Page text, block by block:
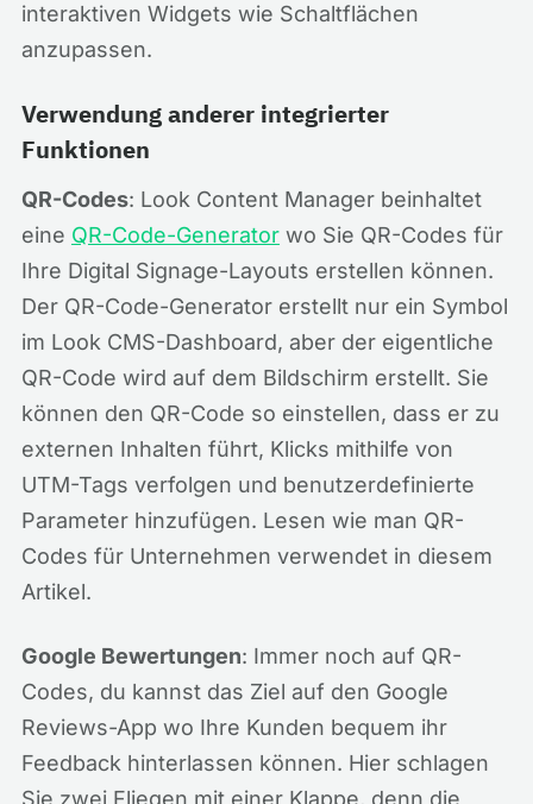
interaktiven Widgets wie Schaltflächen
anzupassen.
Verwendung anderer integrierter
Funktionen
QR-Codes: Look Content Manager beinhaltet
eine QR-Code-Generator wo Sie QR-Codes für
Ihre Digital Signage-Layouts erstellen können.
Der QR-Code-Generator erstellt nur ein Symbol
im Look CMS-Dashboard, aber der eigentliche
QR-Code wird auf dem Bildschirm erstellt. Sie
können den QR-Code so einstellen, dass er zu
externen Inhalten führt, Klicks mithilfe von
UTM-Tags verfolgen und benutzerdefinierte
Parameter hinzufügen. Lesen wie man QR-
Codes für Unternehmen verwendet in diesem
Artikel.
Google Bewertungen: Immer noch auf QR-
Codes, du kannst das Ziel auf den Google
Reviews-App wo Ihre Kunden bequem ihr
Feedback hinterlassen können. Hier schlagen
Sie zwei Fliegen mit einer Klappe, denn die